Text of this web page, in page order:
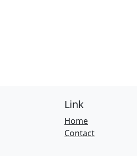
Link
Home
Contact